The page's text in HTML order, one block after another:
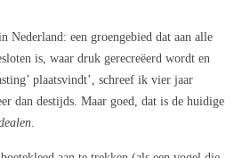
Nederland: een groengebied dat aan alle
is, waar druk gerecreëerd wordt en
plaatsvindt’, schreef ik vier jaar
dan destijds. Maar goed, dat is de huidige
.